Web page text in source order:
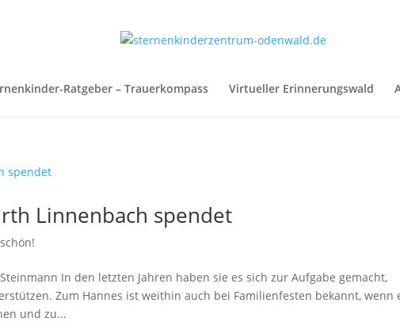
Ratgeber – Trauerkompass Virtueller Erinnerungswald
Linnenbach spendet
In den letzten Jahren haben sie es sich zur Aufgabe gemacht,
Zum Hannes ist weithin auch bei Familienfesten bekannt, wenn
und zu...